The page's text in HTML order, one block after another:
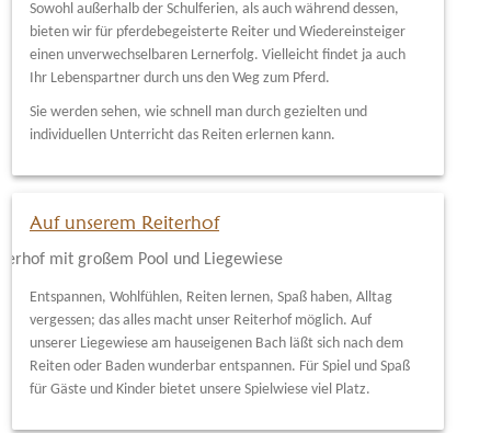
Sowohl außerhalb der Schulferien, als auch während dessen,
bieten wir für pferdebegeisterte Reiter und Wiedereinsteiger
einen unverwechselbaren Lernerfolg. Vielleicht findet ja auch
Ihr Lebenspartner durch uns den Weg zum Pferd.
Sie werden sehen, wie schnell man durch gezielten und
individuellen Unterricht das Reiten erlernen kann.
Auf unserem Reiterhof
Entspannen, Wohlfühlen, Reiten lernen, Spaß haben, Alltag
vergessen; das alles macht unser Reiterhof möglich. Auf
unserer Liegewiese am hauseigenen Bach läßt sich nach dem
Reiten oder Baden wunderbar entspannen. Für Spiel und Spaß
für Gäste und Kinder bietet unsere Spielwiese viel Platz.